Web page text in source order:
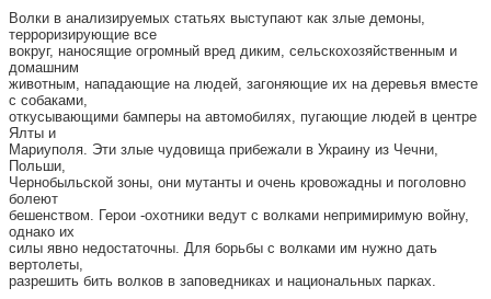
Волки в анализируемых статьях выступают как злые демоны,
терроризирующие все
вокруг, наносящие огромный вред диким, сельскохозяйственным и
домашним
животным, нападающие на людей, загоняющие их на деревья вместе
с собаками,
откусывающими бамперы на автомобилях, пугающие людей в центре
Ялты и
Мариуполя. Эти злые чудовища прибежали в Украину из Чечни,
Польши,
Чернобыльской зоны, они мутанты и очень кровожадны и поголовно
болеют
бешенством. Герои -охотники ведут с волками непримиримую войну,
однако их
силы явно недостаточны. Для борьбы с волками им нужно дать
вертолеты,
разрешить бить волков в заповедниках и национальных парках.